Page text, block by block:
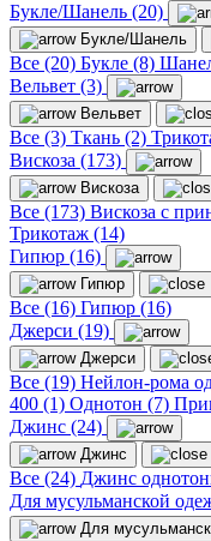
Букле/Шанель (20)
Букле/Шанель
Все (20) Букле (8)
Вельвет (3)
Вельвет
Все (3) Ткань (2)
Вискоза (173)
Вискоза
Все (173) Вискоза с
Трикотаж (14)
Гипюр (16)
Гипюр
Все (16) Гипюр (16)
Джерси (19)
Джерси
Все (19) Нейлон-рома
400 (1) Однотон (7)
Джинс (24)
Джинс
Все (24) Джинс
Для мусульманской
Для